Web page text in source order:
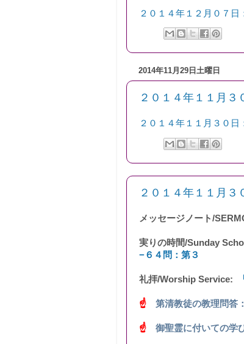
２０１４年１２月０７日
2014年11月29日土曜日
２０１４年１１月３
２０１４年１１月３０日
２０１４年１１月３
メッセージノート/
実りの時間/Sunday
−６４問：第３
礼拝/Worship Service:
☝ 第清教徒の教理問答
☝ 御聖霊に付いての学